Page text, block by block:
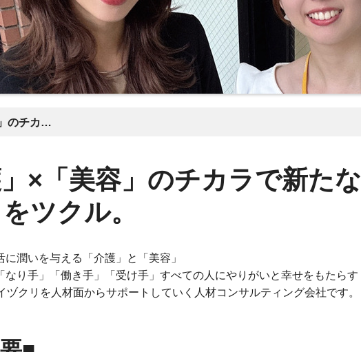
「介護」×「美容」のチカラで新たなミライをツクル。
」×「美容」のチカラで新たな
ツクル。
に潤いを与える「介護」と「美容」
なり手」「働き手」「受け手」すべての人にやりがいと幸せをもたらす
ヅクリを人材面からサポートしていく人材コンサルティング会社です。